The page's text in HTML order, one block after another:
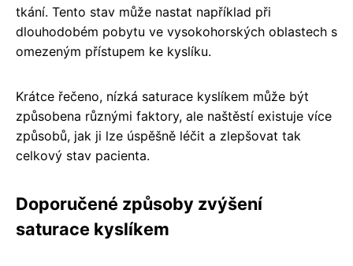
tkání. Tento stav může nastat například při
dlouhodobém pobytu ve vysokohorských oblastech s
omezeným přístupem ke kyslíku.
Krátce řečeno, nízká saturace kyslíkem může být
způsobena různými faktory, ale naštěstí existuje více
způsobů, jak ji lze úspěšně léčit a zlepšovat tak
celkový stav pacienta.
Doporučené způsoby zvýšení
saturace kyslíkem